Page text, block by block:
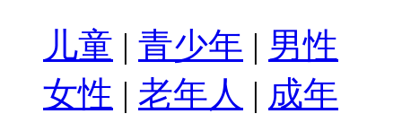
儿童 | 青少年 | 男性
女性 | 老年人 | 成年